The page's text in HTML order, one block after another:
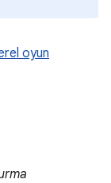
oyun